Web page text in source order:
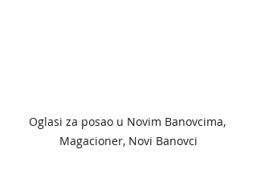
Oglasi za posao u Novim Banovcima,
Magacioner, Novi Banovci